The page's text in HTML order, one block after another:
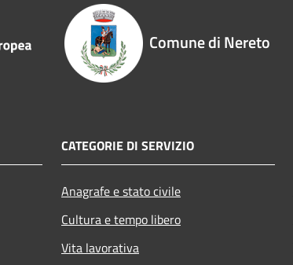
Comune di Nereto
CATEGORIE DI SERVIZIO
Anagrafe e stato civile
Cultura e tempo libero
Vita lavorativa